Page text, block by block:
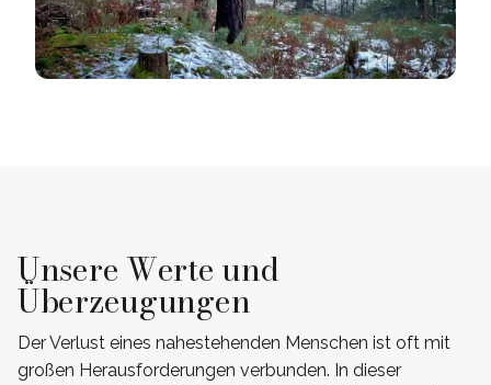
Unsere Werte und
Überzeugungen
Der Verlust eines nahestehenden Menschen ist oft mit
großen Herausforderungen verbunden. In dieser